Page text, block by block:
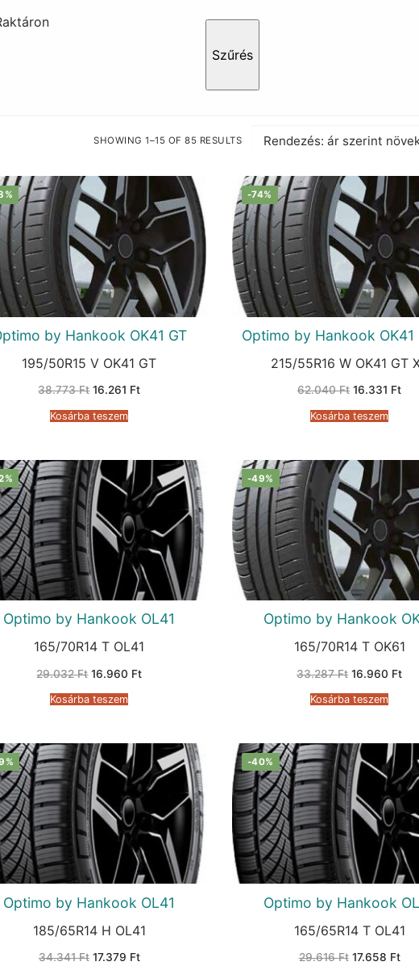
Szűrés
SHOWING 1–15 OF 85 RESULTS
SORTED
LOW
TO
HIGH
by Hankook OK41 GT
195/50R15 V OK41 GT
38.773Ft Original
was:
38.773 Ft.
16.261 FtCurrent
Kosárba teszem
-74%
Optimo by Hankook OK41
215/55R16 W OK41 GT
62.040Ft Original
was:
62.040 Ft.
16.331 Ft
Kosárba teszem
Optimo by Hankook OL41
165/70R14 T OL41
29.032Ft Original
was:
29.032 Ft.
16.960 FtCurrent
Kosárba teszem
-49%
Optimo by Hankook
165/70R14 T OK61
33.287Ft Original
was:
33.287 Ft.
16.960 Ft
Kosárba teszem
Optimo by Hankook OL41
185/65R14 H OL41
34.341Ft Original
17.379 FtCurrent
-40%
Optimo by Hankook
165/65R14 T OL41
29.616Ft Original
17.658 Ft